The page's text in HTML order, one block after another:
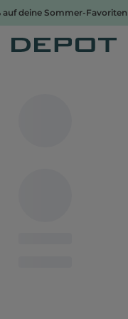
auf deine Sommer-Favoriten